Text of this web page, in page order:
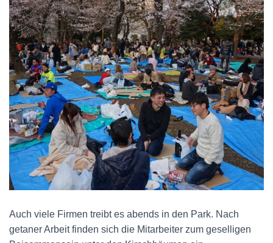
Auch viele Firmen treibt es abends in den Park. Nach
getaner Arbeit finden sich die Mitarbeiter zum geselligen